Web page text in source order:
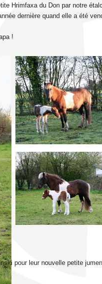
Hrimfaxa du Don par notre
dernière quand elle a été
!
pour leur nouvelle petite